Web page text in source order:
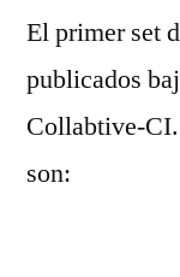
El primer set
publicados
Collabtive-
son: